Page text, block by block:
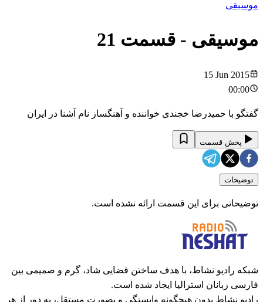
موسیقی
موسیقی - قسمت 21
15 Jun 2015
00:00
گفتگو با حمیدرضا خجندی خواننده و آهنگساز نام آشنا در ایران
پخش قسمت
توضیحات
توضیحاتی برای این قسمت ارائه نشده است.
شبکه رادیو نشاط، با هدف ساختن فضایی شاد، گرم و صمیمی بین
فارسی زبانان استرالیا ایجاد شده است.
رادیو نشاط بدون هیچگونه وابستگی و بصورت مستقل، به دور از هر